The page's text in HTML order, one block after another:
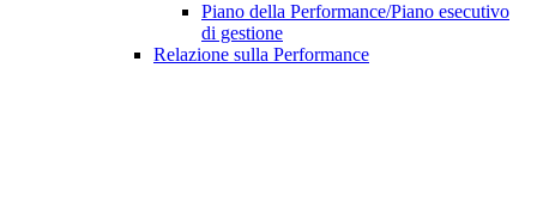
Piano della Performance/Piano esecutivo
di gestione
Relazione sulla Performance